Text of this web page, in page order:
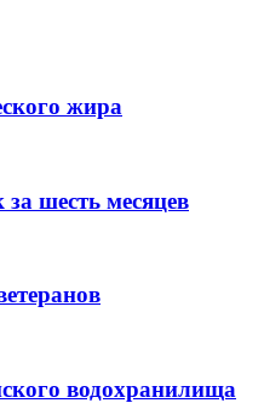
жира
шесть месяцев
водохранилища